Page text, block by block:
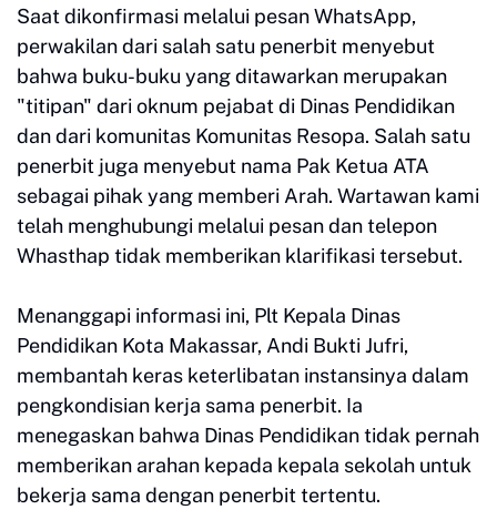
Saat dikonfirmasi melalui pesan WhatsApp,
perwakilan dari salah satu penerbit menyebut
bahwa buku-buku yang ditawarkan merupakan
"titipan" dari oknum pejabat di Dinas Pendidikan
dan dari komunitas Komunitas Resopa. Salah satu
penerbit juga menyebut nama Pak Ketua ATA
sebagai pihak yang memberi Arah. Wartawan kami
telah menghubungi melalui pesan dan telepon
Whasthap tidak memberikan klarifikasi tersebut.
Menanggapi informasi ini, Plt Kepala Dinas
Pendidikan Kota Makassar, Andi Bukti Jufri,
membantah keras keterlibatan instansinya dalam
pengkondisian kerja sama penerbit. Ia
menegaskan bahwa Dinas Pendidikan tidak pernah
memberikan arahan kepada kepala sekolah untuk
bekerja sama dengan penerbit tertentu.